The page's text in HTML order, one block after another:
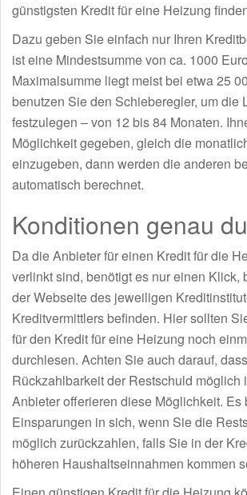
günstigsten Kredit für eine Heizung
Dazu geben Sie einfach nur Ihren
ist eine Mindestsumme von ca. 1000
Maximalsumme liegt meist bei etwa 25
benutzen Sie den Schieberegler, um die
festzulegen – von 12 bis 84 Monaten.
Möglichkeit gegeben, gleich die
einzugeben, dann werden die anderen
automatisch berechnet.
Konditionen genau
Da die Anbieter für einen Kredit für die
verlinkt sind, benötigt es nur einen Klick,
der Webseite des jeweiligen
Kreditvermittlers befinden. Hier sollten
für den Kredit für eine Heizung noch
durchlesen. Achten Sie auch darauf,
Rückzahlbarkeit der Restschuld möglich
Anbieter offerieren diese Möglichkeit. Es
Einsparungen in sich, wenn Sie die
möglich zurückzahlen, falls Sie in der
höheren Haushaltseinnahmen kommen